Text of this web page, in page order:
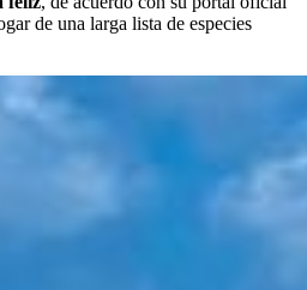
de una larga lista de especies